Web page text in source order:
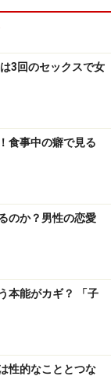
3回のセックスで女
食事中の癖で見る
のか？男性の恋愛
本能がカギ？ 「子
性的なこととつな